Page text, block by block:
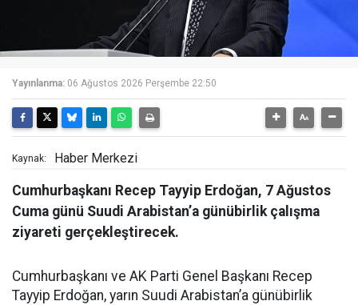
Yayınlanma: 06 Ağustos 2026 Perşembe 22:50
Kaynak: Haber Merkezi
Cumhurbaşkanı Recep Tayyip Erdoğan, 7 Ağustos
Cuma günü Suudi Arabistan’a günübirlik çalışma
ziyareti gerçekleştirecek.
Cumhurbaşkanı ve AK Parti Genel Başkanı Recep
Tayyip Erdoğan, yarın Suudi Arabistan’a günübirlik